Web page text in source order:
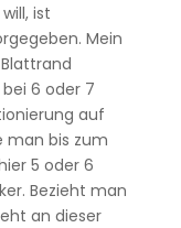
ist
Mein
6 oder 7
auf
man bis zum
5 oder 6
Bezieht man
an dieser